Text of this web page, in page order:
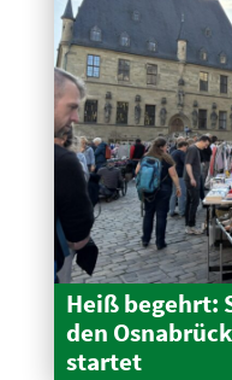
Heiß begehrt:
den
startet